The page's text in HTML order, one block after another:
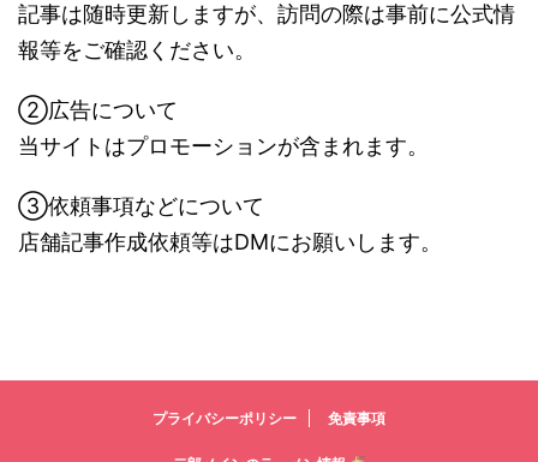
記事は随時更新しますが、訪問の際は事前に公式情
報等をご確認ください。
②広告について
当サイトはプロモーションが含まれます。
③依頼事項などについて
店舗記事作成依頼等はDMにお願いします。
プライバシーポリシー 免責事項